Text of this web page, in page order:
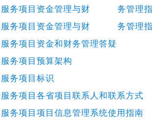
服务项目资金管理与财 务管理指
服务项目资金管理与财 务管理
务项目资金和财务管理答疑
务项目预算架构
务项目标识
务项目各省项目联系人和联系方式
务项目项目信息管理系统使用指南